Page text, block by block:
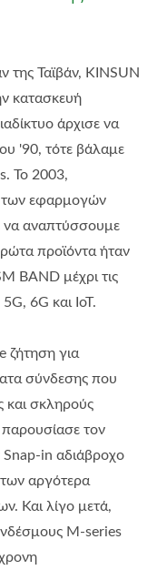
της Ταϊβάν, KINSUN
κατασκευή
άρχισε να
'90, τότε βάλαμε
Το 2003,
των εφαρμογών
να αναπτύσσουμε
προϊόντα ήταν
BAND μέχρι τις
6G και IoT.
ζήτηση για
σύνδεσης που
και σκληρούς
τον
in αδιάβροχο
αργότερα
Και λίγο μετά,
M-series